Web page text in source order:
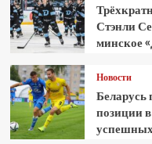
Стэнли
минское
Новости
Беларусь
позиции